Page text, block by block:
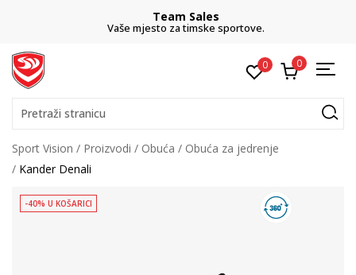
Team Sales
Vaše mjesto za timske sportove.
0 0
Pretraži stranicu
Sport Vision Proizvodi Obuća
Obuća za jedrenje
Kander Denali
-40% U KOŠARICI